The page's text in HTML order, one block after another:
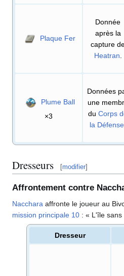
Plaque Fer
Donnée
après la
capture
Heatran
Plume Ball
×3
Données
une
du Corps
la Défense
Dresseurs [modifier]
Affrontement contre
Nacchara affronte le joueur au
mission principale 10 : « L'île sans
Dresseur